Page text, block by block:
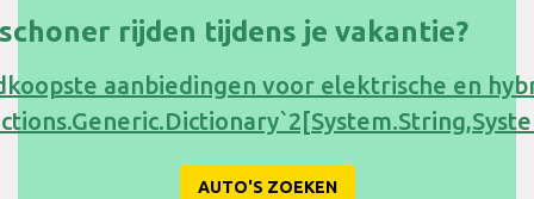
rijden tijdens je vakantie?
aanbiedingen voor elektrische en
AUTO'S ZOEKEN